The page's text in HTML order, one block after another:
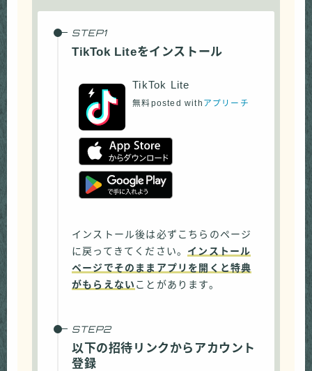
TikTok Liteをインストール
TikTok Lite
無料posted with アプリーチ
インストール後は必ずこちらのページ
に戻ってきてください。 インストール
ページでそのままアプリを開くと特典
がもらえない ことがあります。
以下の招待リンクからアカウント
登録